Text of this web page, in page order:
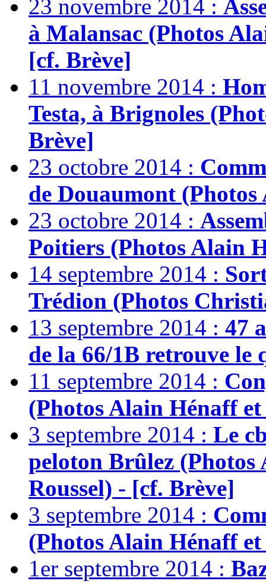
23 novembre 2014 :
à Malansac (Photos
[cf. Brève]
11 novembre 2014 :
Testa, à Brignoles
Brève]
23 octobre 2014 :
de Douaumont
23 octobre 2014 :
Poitiers (Photos Alain
14 septembre 2014 :
Trédion (Photos
13 septembre 2014 : 47
de la 66/1B retrouve
11 septembre 2014 :
(Photos Alain Hénaff
3 septembre 2014 : Le
peloton Brûlez
Roussel) - [cf. Brève]
3 septembre 2014 :
(Photos Alain Hénaff
1er septembre 2014 :